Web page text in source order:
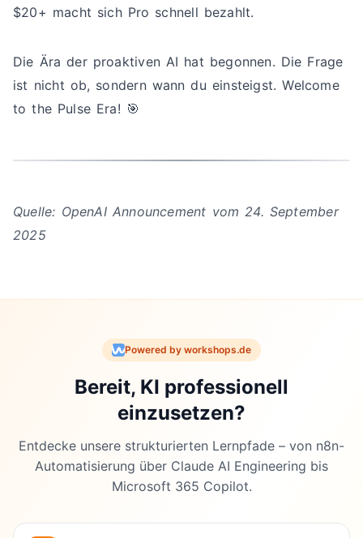
$20+ macht sich Pro schnell bezahlt.
Die Ära der proaktiven AI hat begonnen. Die Frage
ist nicht ob, sondern wann du einsteigst. Welcome
to the Pulse Era! 🎯
Quelle: OpenAI Announcement vom 24. September
2025
Powered by workshops.de
Bereit, KI professionell
einzusetzen?
Entdecke unsere strukturierten Lernpfade – von n8n-
Automatisierung über Claude AI Engineering bis
Microsoft 365 Copilot.